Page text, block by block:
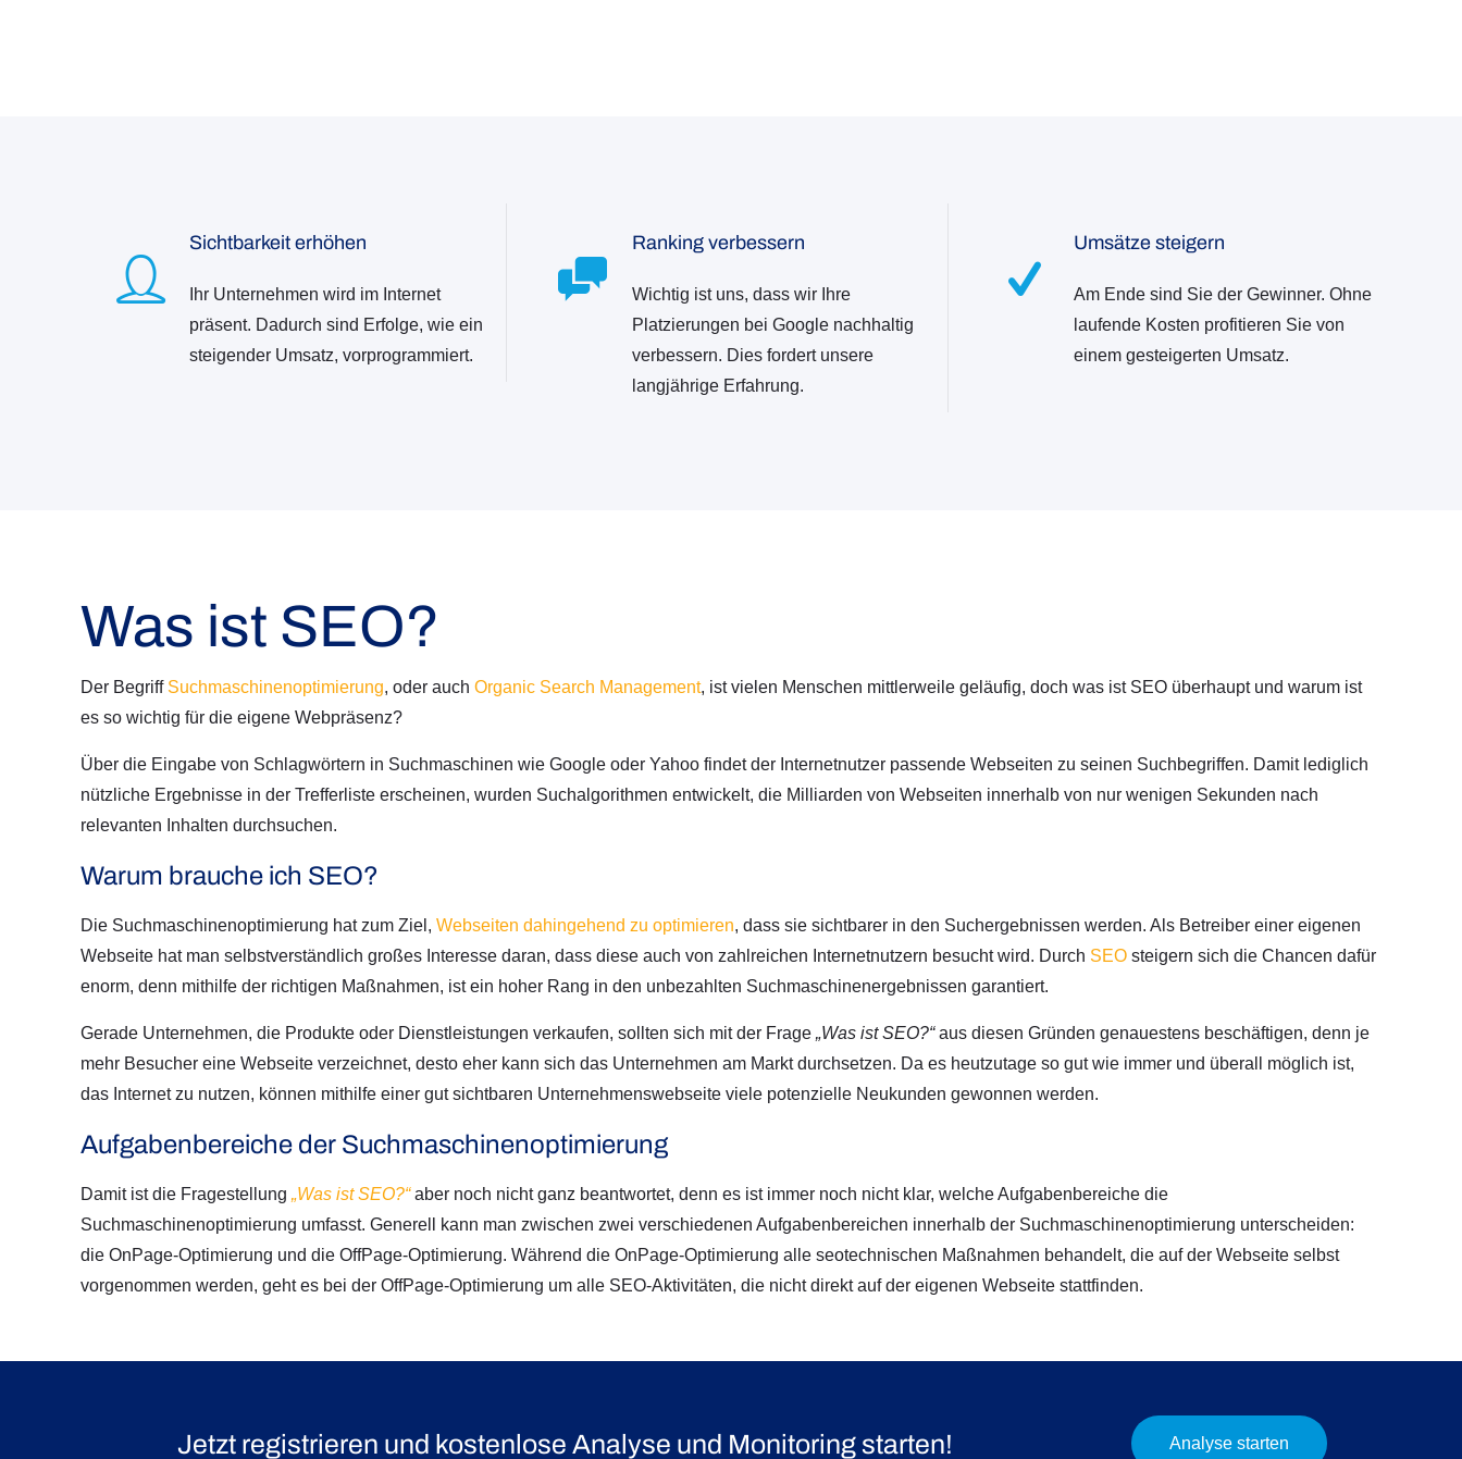
Sichtbarkeit erhöhen
Ihr Unternehmen wird im Internet
präsent. Dadurch sind Erfolge, wie ein
steigender Umsatz, vorprogrammiert.
Ranking verbessern
Wichtig ist uns, dass wir Ihre
Platzierungen bei Google nachhaltig
verbessern. Dies fordert unsere
langjährige Erfahrung.
Umsätze steigern
Am Ende sind Sie der Gewinner. Ohne
laufende Kosten profitieren Sie von
einem gesteigerten Umsatz.
Was ist SEO?
Der Begriff Suchmaschinenoptimierung, oder auch Organic Search Management, ist vielen Menschen mittlerweile geläufig, doch was ist SEO überhaupt und warum ist
es so wichtig für die eigene Webpräsenz?
Über die Eingabe von Schlagwörtern in Suchmaschinen wie Google oder Yahoo findet der Internetnutzer passende Webseiten zu seinen Suchbegriffen. Damit lediglich
nützliche Ergebnisse in der Trefferliste erscheinen, wurden Suchalgorithmen entwickelt, die Milliarden von Webseiten innerhalb von nur wenigen Sekunden nach
relevanten Inhalten durchsuchen.
Warum brauche ich SEO?
Die Suchmaschinenoptimierung hat zum Ziel, Webseiten dahingehend zu optimieren, dass sie sichtbarer in den Suchergebnissen werden. Als Betreiber einer eigenen
Webseite hat man selbstverständlich großes Interesse daran, dass diese auch von zahlreichen Internetnutzern besucht wird. Durch SEO steigern sich die Chancen dafür
enorm, denn mithilfe der richtigen Maßnahmen, ist ein hoher Rang in den unbezahlten Suchmaschinenergebnissen garantiert.
Gerade Unternehmen, die Produkte oder Dienstleistungen verkaufen, sollten sich mit der Frage „Was ist SEO?“aus diesen Gründen genauestens beschäftigen, denn je
mehr Besucher eine Webseite verzeichnet, desto eher kann sich das Unternehmen am Markt durchsetzen. Da es heutzutage so gut wie immer und überall möglich ist,
das Internet zu nutzen, können mithilfe einer gut sichtbaren Unternehmenswebseite viele potenzielle Neukunden gewonnen werden.
Aufgabenbereiche der Suchmaschinenoptimierung
Damit ist die Fragestellung „Was ist SEO?“aber noch nicht ganz beantwortet, denn es ist immer noch nicht klar, welche Aufgabenbereiche die
Suchmaschinenoptimierung umfasst. Generell kann man zwischen zwei verschiedenen Aufgabenbereichen innerhalb der Suchmaschinenoptimierung unterscheiden:
die OnPage-Optimierung und die OffPage-Optimierung. Während die OnPage-Optimierung alle seotechnischen Maßnahmen behandelt, die auf der Webseite selbst
vorgenommen werden, geht es bei der OffPage-Optimierung um alle SEO-Aktivitäten, die nicht direkt auf der eigenen Webseite stattfinden.
Jetzt registrieren und kostenlose Analyse und Monitoringstarten! Analyse starten